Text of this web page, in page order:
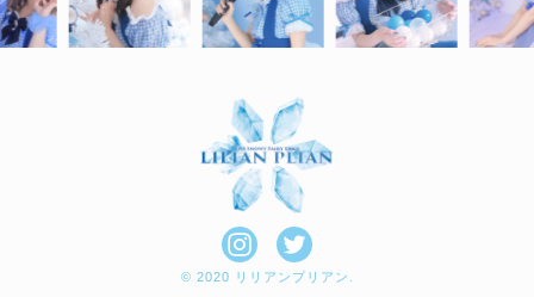
© 2020 リリアンプリアン.